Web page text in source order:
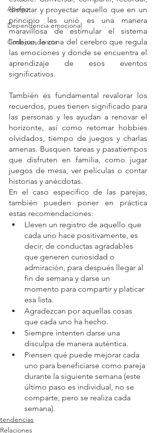
Apego
Dependencia emocional
Codependencia
disfrutar y proyectar aquello que en un
principio les unió es una manera
maravillosa de estimular el sistema
límbico, la zona del cerebro que regula
las emociones y donde se encuentra el
aprendizaje de esos eventos
significativos.
También es fundamental revalorar los
recuerdos, pues tienen significado para
las personas y les ayudan a renovar el
horizonte, así como retomar hobbies
olvidados, tiempo de juegos y charlas
amenas. Busquen tareas y pasatiempos
que disfruten en familia, como jugar
juegos de mesa, ver películas o contar
historias y anécdotas.
En el caso específico de las parejas,
también pueden poner en práctica
estas recomendaciones:
Lleven un registro de aquello que
cada uno hace positivamente, es
decir, de conductas agradables
que generen curiosidad o
admiración, para después llegar al
fin de semana y darse un
momento para compartir y platicar
esa lista.
Agradezcan por aquellas cosas
que cada uno ha hecho.
Siempre intenten darse una
disculpa de manera auténtica.
Piensen qué puede mejorar cada
uno para beneficiarse como pareja
durante la siguiente semana (este
último paso es individual, no se
comparte, pero se realiza cada
semana).
tendencias
Relaciones